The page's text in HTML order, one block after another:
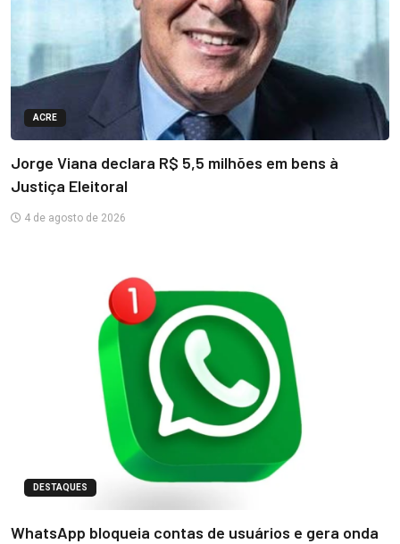
ACRE
Jorge Viana declara R$ 5,5 milhões em bens à
Justiça Eleitoral
4 de agosto de 2026
DESTAQUES
WhatsApp bloqueia contas de usuários e gera onda